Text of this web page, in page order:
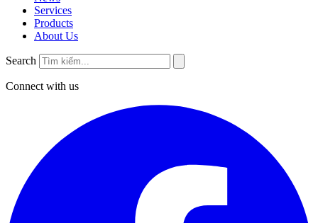
Services
Products
About Us
Search
Connect with us